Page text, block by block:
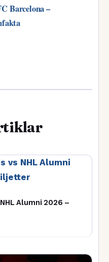
Barcelona –
Alumni 2026 –